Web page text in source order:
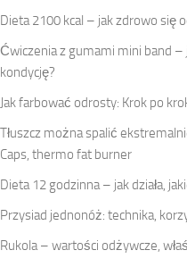
Dieta 2100 kcal – jak zdrowo się
Ćwiczenia z gumami mini band
kondycję?
Jak farbować odrosty: Krok po
Tłuszcz można spalić
Caps, thermo fat burner
Dieta 12 godzinna – jak działa,
Przysiad jednonóż: technika,
Rukola – wartości odżywcze,